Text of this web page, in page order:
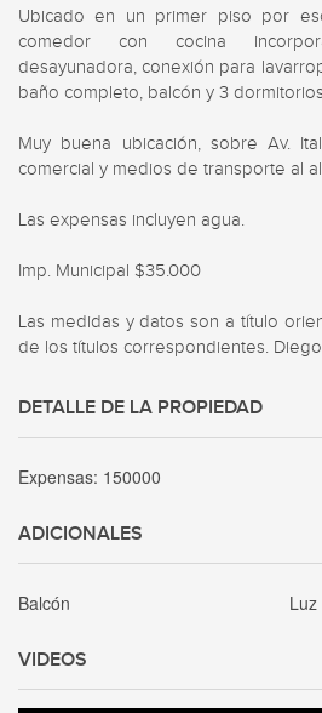
Ubicado en un primer piso por
comedor con cocina
desayunadora, conexión para
baño completo, balcón y 3
Muy buena ubicación, sobre Av.
comercial y medios de transporte al
Las expensas incluyen agua.
Imp. Municipal $35.000
Las medidas y datos son a título
de los títulos correspondientes. Diego
DETALLE DE LA PROPIEDAD
Expensas: 150000
ADICIONALES
Balcón Luz
VIDEOS